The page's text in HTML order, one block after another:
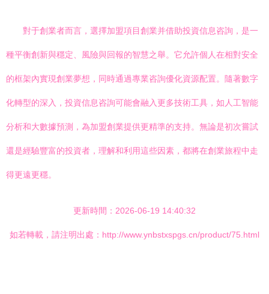
對于創業者而言，選擇加盟項目創業并借助投資信息咨詢，是一
種平衡創新與穩定、風險與回報的智慧之舉。它允許個人在相對安全
的框架內實現創業夢想，同時通過專業咨詢優化資源配置。隨著數字
化轉型的深入，投資信息咨詢可能會融入更多技術工具，如人工智能
分析和大數據預測，為加盟創業提供更精準的支持。無論是初次嘗試
還是經驗豐富的投資者，理解和利用這些因素，都將在創業旅程中走
得更遠更穩。
更新時間：2026-06-19 14:40:32
如若轉載，請注明出處：http://www.ynbstxspgs.cn/product/75.html